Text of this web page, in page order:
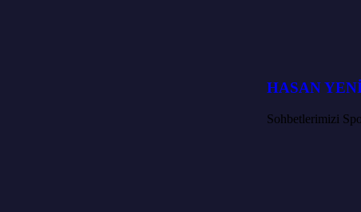
HASAN
Sohbetlerimizi